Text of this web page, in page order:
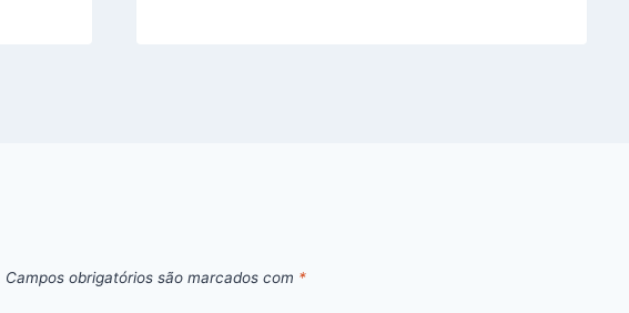
Campos obrigatórios são marcados com *